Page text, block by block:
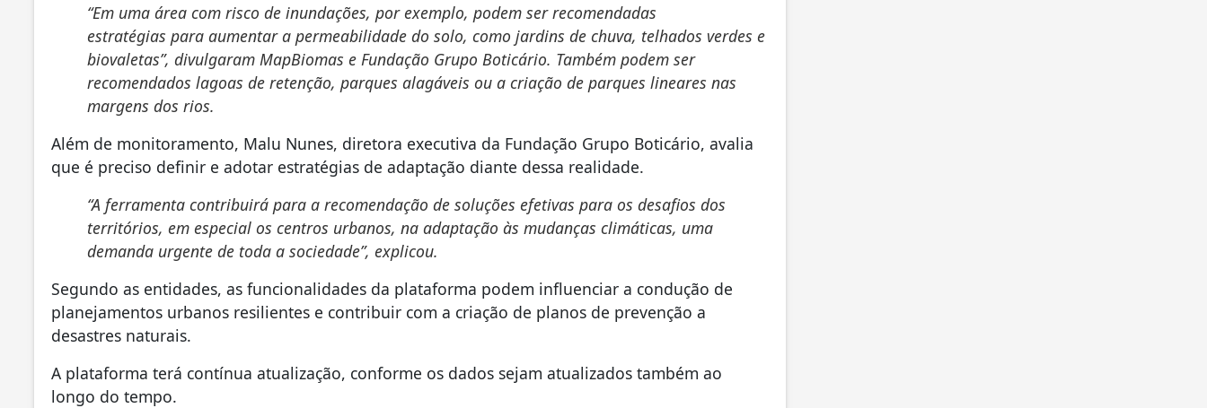
“Em uma área com risco de inundações, por exemplo, podem ser recomendadas
estratégias para aumentar a permeabilidade do solo, como jardins de chuva, telhados verdes e
biovaletas”, divulgaram MapBiomas e Fundação Grupo Boticário. Também podem ser
recomendados lagoas de retenção, parques alagáveis ou a criação de parques lineares nas
margens dos rios.
Além de monitoramento, Malu Nunes, diretora executiva da Fundação Grupo Boticário, avalia
que é preciso definir e adotar estratégias de adaptação diante dessa realidade.
“A ferramenta contribuirá para a recomendação de soluções efetivas para os desafios dos
territórios, em especial os centros urbanos, na adaptação às mudanças climáticas, uma
demanda urgente de toda a sociedade”, explicou.
Segundo as entidades, as funcionalidades da plataforma podem influenciar a condução de
planejamentos urbanos resilientes e contribuir com a criação de planos de prevenção a
desastres naturais.
A plataforma terá contínua atualização, conforme os dados sejam atualizados também ao
longo do tempo.